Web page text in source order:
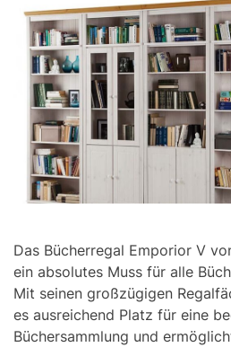
Das Bücherregal Emporior V
ein absolutes Muss für alle
Mit seinen großzügigen
es ausreichend Platz für eine
Büchersammlung und